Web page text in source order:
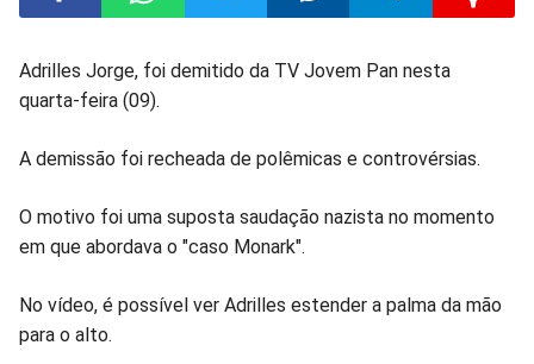
CompartilharCompartilharCompartilharCompartilharCompartilhar
Adrilles Jorge, foi demitido da TV Jovem Pan nesta
quarta-feira (09).
A demissão foi recheada de polêmicas e controvérsias.
O motivo foi uma suposta saudação nazista no momento
em que abordava o "caso Monark".
No vídeo, é possível ver Adrilles estender a palma da mão
para o alto.